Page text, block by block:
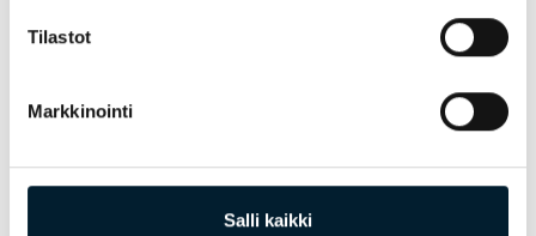
Tilastot
Markkinointi
Salli kaikki
Bondata vahvistaa valtakunnallista